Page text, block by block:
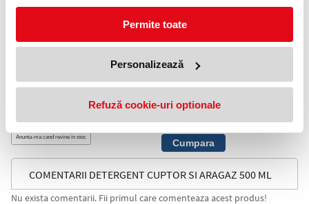
Permite toate
Personalizează
Refuză cookie-uri optionale
300 ml, Sano Multimetal
17,49 lei(pret cu TVA)
Anunta-ma cand revine in stoc
Sano, 500ML
24,99 lei(pret cu TVA)
COMENTARII DETERGENT CUPTOR SI ARAGAZ 500 ML
Nu exista comentarii. Fii primul care comenteaza acest produs!